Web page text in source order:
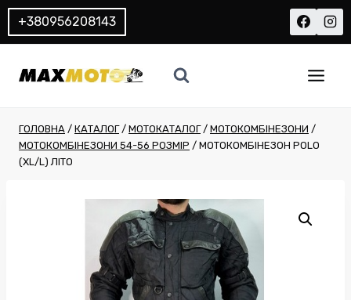
Перейти
до
+380956208143
ГОЛОВНА / КАТАЛОГ / МОТОКАТАЛОГ / МОТОКОМБІНЕЗОНИ /
МОТОКОМБІНЕЗОНИ 54-56 РОЗМІР / МОТОКОМБІНЕЗОН POLO
(XL/L) ЛІТО